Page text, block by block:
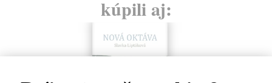
kúpili aj: